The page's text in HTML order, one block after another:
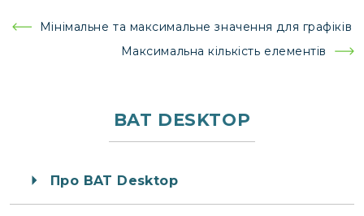
Навігація
Мінімальне та максимальне значення для графіків
Максимальна кількість елементів
BAT DESKTOP
Про BAT Desktop